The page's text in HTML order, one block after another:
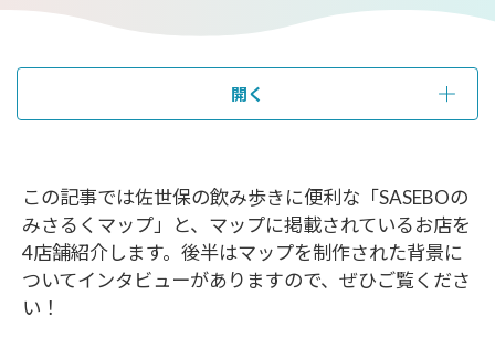
開く
この記事では佐世保の飲み歩きに便利な「SASEBOの
みさるくマップ」と、マップに掲載されているお店を
4店舗紹介します。後半はマップを制作された背景に
ついてインタビューがありますので、ぜひご覧くださ
い！